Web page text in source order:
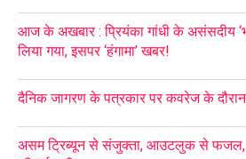
आज के अखबार : प्रियंका गांधी के असंसदीय
लिया गया, इसपर ‘हंगामा’ खबर!
दैनिक जागरण के पत्रकार पर कवरेज के
असम ट्रिब्यून से संजुक्ता, आउटलुक से फजल,